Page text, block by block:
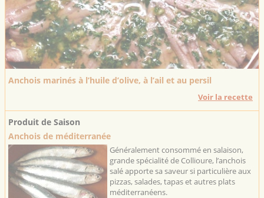
Anchois marinés à l’huile d’olive, à l’ail et au persil
Voir la recette
Produit de Saison
Anchois de méditerranée
Généralement consommé en salaison,
grande spécialité de Collioure, l’anchois
salé apporte sa saveur si particulière aux
pizzas, salades, tapas et autres plats
méditerranéens.